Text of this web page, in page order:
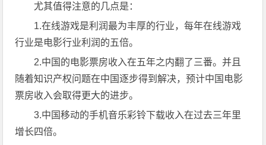
尤其值得注意的几点是：
1.在线游戏是利润最为丰厚的行业，每年在线游戏
行业是电影行业利润的五倍。
2.中国的电影票房收入在五年之内翻了三番。并且
随着知识产权问题在中国逐步得到解决，预计中国电影
票房收入会取得更大的进步。
3.中国移动的手机音乐彩铃下载收入在过去三年里
增长四倍。